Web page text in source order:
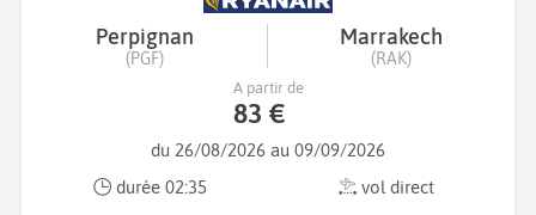
Perpignan
(PGF)
Marrakech
(RAK)
du 26/08/2026 au 09/09/2026
durée 02:35
vol direct
A partir de
83 €